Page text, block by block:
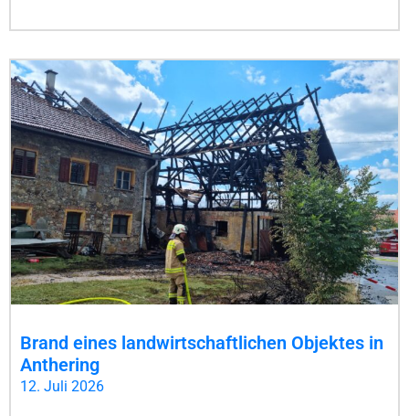
Brand eines landwirtschaftlichen Objektes in
Anthering
12. Juli 2026